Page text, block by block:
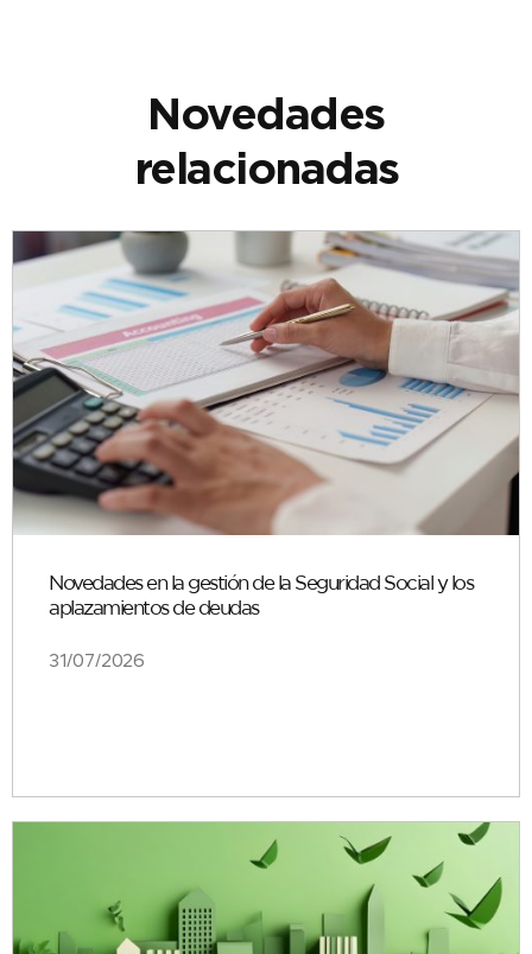
Novedades
relacionadas
Novedades en la gestión de la Seguridad Social y los
aplazamientos de deudas
31/07/2026